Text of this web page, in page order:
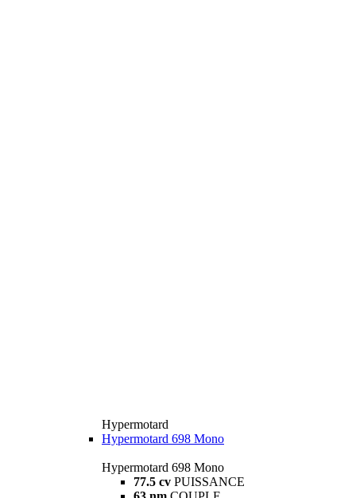
Hypermotard
Hypermotard 698 Mono
Hypermotard 698 Mono
77.5 cv PUISSANCE